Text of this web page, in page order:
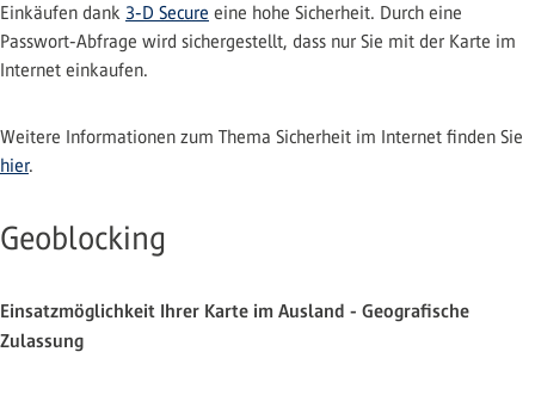
Einkäufen dank 3-D Secure eine hohe Sicherheit. Durch eine
Passwort-Abfrage wird sichergestellt, dass nur Sie mit der Karte im
Internet einkaufen.
Weitere Informationen zum Thema Sicherheit im Internet finden Sie
hier.
Geoblocking
Einsatzmöglichkeit Ihrer Karte im Ausland - Geografische
Zulassung